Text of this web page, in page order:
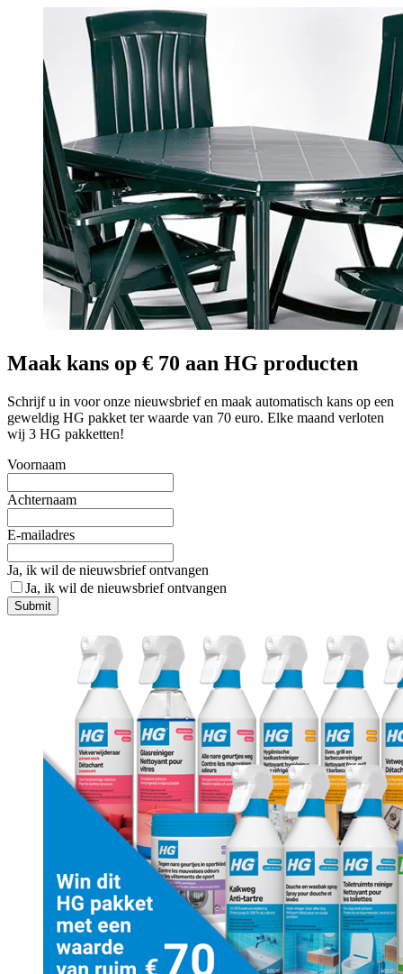
Maak kans op € 70 aan HG producten
Schrijf u in voor onze nieuwsbrief en maak automatisch kans op een
geweldig HG pakket ter waarde van 70 euro. Elke maand verloten
wij 3 HG pakketten!
Voornaam
Achternaam
E-mailadres
Ja, ik wil de nieuwsbrief ontvangen
Ja, ik wil de nieuwsbrief ontvangen
Submit